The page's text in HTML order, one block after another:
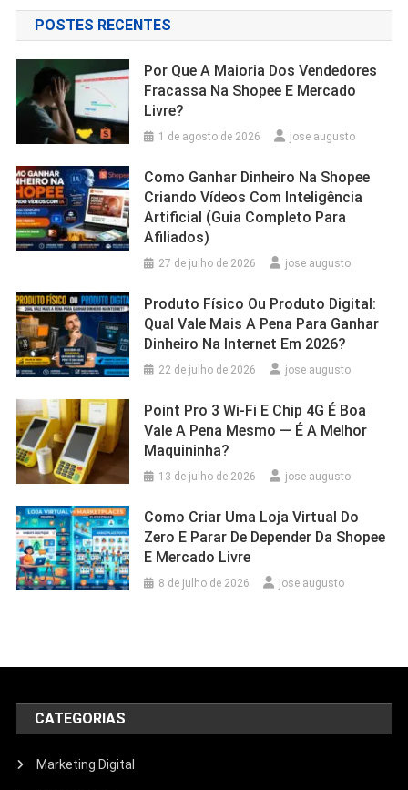
POSTES RECENTES
Por Que A Maioria Dos Vendedores
Fracassa Na Shopee E Mercado
Livre?
1 de agosto de 2026 jose augusto
Como Ganhar Dinheiro Na Shopee
Criando Vídeos Com Inteligência
Artificial (Guia Completo Para
Afiliados)
27 de julho de 2026 jose augusto
Produto Físico Ou Produto Digital:
Qual Vale Mais A Pena Para Ganhar
Dinheiro Na Internet Em 2026?
22 de julho de 2026 jose augusto
Point Pro 3 Wi‑Fi E Chip 4G É Boa
Vale A Pena Mesmo — É A Melhor
Maquininha?
13 de julho de 2026 jose augusto
Como Criar Uma Loja Virtual Do
Zero E Parar De Depender Da Shopee
E Mercado Livre
8 de julho de 2026 jose augusto
CATEGORIAS
Marketing Digital